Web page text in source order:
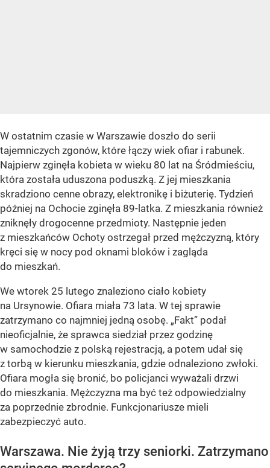
W ostatnim czasie w Warszawie doszło do serii
tajemniczych zgonów, które łączy wiek ofiar i rabunek.
Najpierw zginęła kobieta w wieku 80 lat na Śródmieściu,
która została uduszona poduszką. Z jej mieszkania
skradziono cenne obrazy, elektronikę i biżuterię. Tydzień
później na Ochocie zginęła 89-latka. Z mieszkania również
zniknęły drogocenne przedmioty. Następnie jeden
z mieszkańców Ochoty ostrzegał przed mężczyzną, który
kręci się w nocy pod oknami bloków i zagląda
do mieszkań.
We wtorek 25 lutego znaleziono ciało kobiety
na Ursynowie. Ofiara miała 73 lata. W tej sprawie
zatrzymano co najmniej jedną osobę. „Fakt” podał
nieoficjalnie, że sprawca siedział przez godzinę
w samochodzie z polską rejestracją, a potem udał się
z torbą w kierunku mieszkania, gdzie odnaleziono zwłoki.
Ofiara mogła się bronić, bo policjanci wyważali drzwi
do mieszkania. Mężczyzna ma być też odpowiedzialny
za poprzednie zbrodnie. Funkcjonariusze mieli
zabezpieczyć auto.
Warszawa. Nie żyją trzy seniorki. Zatrzymano